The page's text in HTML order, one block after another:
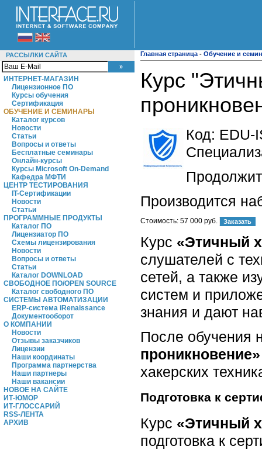
РАССЫЛКИ САЙТА
ИНТЕРНЕТ-МАГАЗИН
Лицензионное ПО
Курсы обучения
Сертификация
ОБУЧЕНИЕ И СЕМИНАРЫ
Каталог курсов
Новости
Статьи
Вопросы и ответы
Бесплатные семинары
Онлайн-курсы
Курсы Microsoft On-Demand
Кафедра МФТИ
ЦЕНТР ТЕСТИРОВАНИЯ
IT-Сертификации
Новости
Статьи
ПРОГРАММНЫЕ ПРОДУКТЫ
Каталог ПО
Лицензиатор ПО
Схемы лицензирования
Новости
Вопросы и ответы
Статьи
Каталог DOWNLOAD
СВОБОДНОЕ ПО/OPEN SOURCE
Каталог свободного ПО
СИСТЕМЫ АВТОМАТИЗАЦИИ
ERP-система iRenaissance
Документооборот
О КОМПАНИИ
Новости
Отзывы заказчиков
Лицензии
Наши координаты
Программа партнерства
Наши партнеры
Наши вакансии
НОВОЕ НА САЙТЕ
ИТ-ЮМОР
ИТ-ГЛОССАРИЙ
RSS-ЛЕНТА
АРХИВ
Главная страница - Обучение и
Курс
Код: EDU-
Производится
Стоимость: 57 000 руб.
Курс «Этичный
слушателей с
сетей, а также
систем и
знания и дают
После обучения
проникновение»
хакерских
Подготовка к
Курс «Этичный
подготовка к